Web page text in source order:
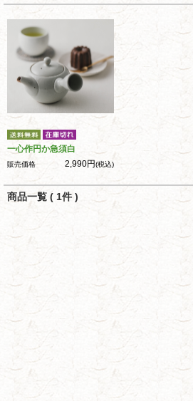
一心作円か急須白
販売価格 2,990円(税込)
商品一覧 ( 1件 )